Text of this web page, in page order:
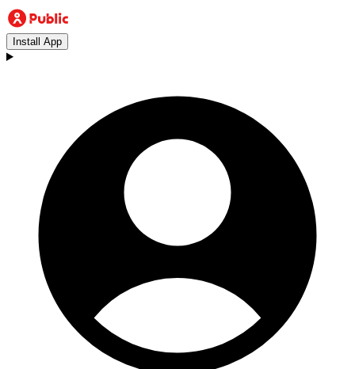
Install App